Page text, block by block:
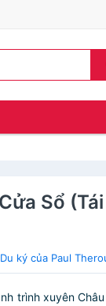
Sổ (Tái
ký của Paul
trình xuyên